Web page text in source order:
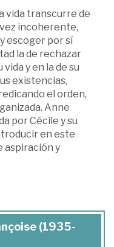
vida transcurre de
incoherente,
escoger por sí
la de rechazar
y en la de su
existencias,
el orden,
Anne
por Cécile y su
en este
aspiración y
(1935-